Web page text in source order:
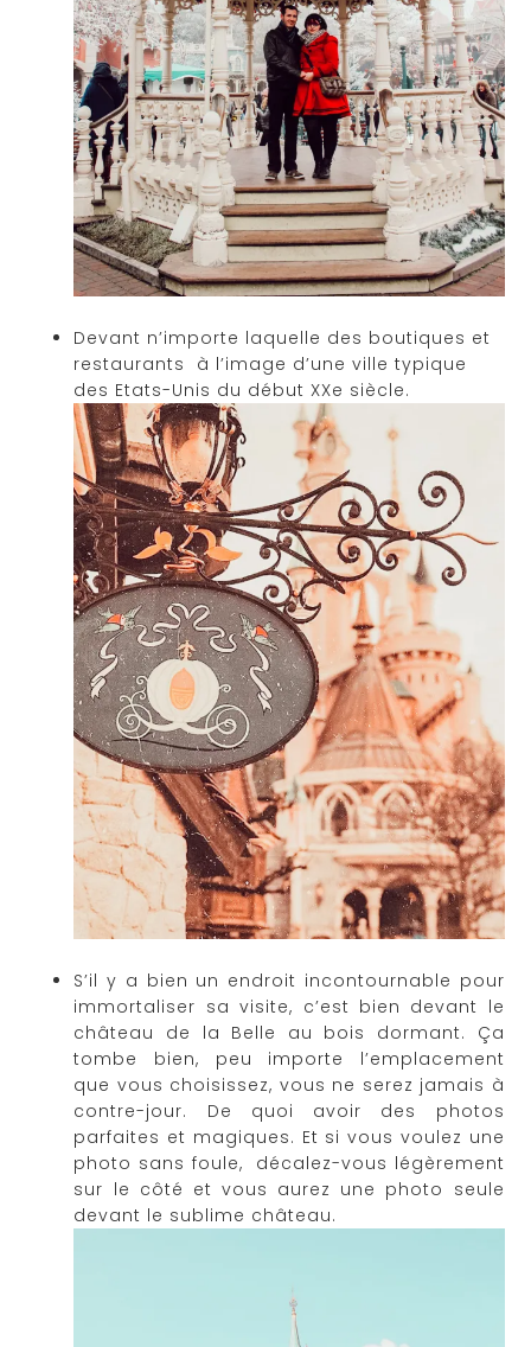
Devant n’importe laquelle des boutiques et
restaurants
à l’image d’une ville typique
des Etats-Unis du début XXe siècle.
S’il y a bien un endroit incontournable pour
immortaliser sa visite, c’est bien devant le
château de la Belle au bois dormant. Ça
tombe bien, peu importe l’emplacement
que vous choisissez, vous ne serez jamais à
contre-jour. De quoi avoir des photos
parfaites et magiques. Et si vous voulez une
photo sans foule, décalez-vous légèrement
sur le côté et vous aurez une photo seule
devant le sublime château.